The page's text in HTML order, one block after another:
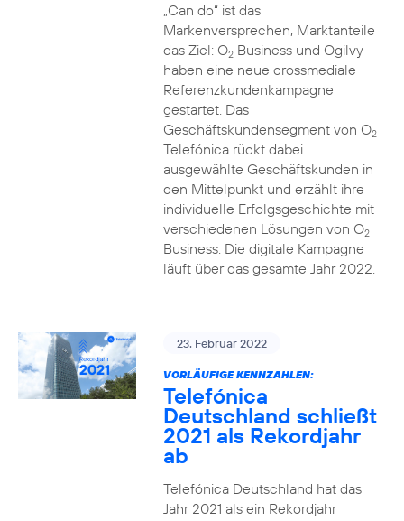
„Can do“ ist das
Markenversprechen, Marktanteile
das Ziel: O2Business und Ogilvy
haben eine neue crossmediale
Referenzkundenkampagne
gestartet. Das
Geschäftskundensegment von O2
Telefónica rückt dabei
ausgewählte Geschäftskunden in
den Mittelpunkt und erzählt ihre
individuelle Erfolgsgeschichte mit
verschiedenen Lösungen von O2
Business. Die digitale Kampagne
läuft über das gesamte Jahr 2022.
23. Februar 2022
VORLÄUFIGE KENNZAHLEN:
Telefónica
Deutschland schließt
2021 als Rekordjahr
ab
Telefónica Deutschland hat das
Jahr 2021 als ein Rekordjahr